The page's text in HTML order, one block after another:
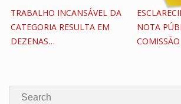
TRABALHO INCANSÁVEL DA
CATEGORIA RESULTA EM
DEZENAS…
NOTA
Search